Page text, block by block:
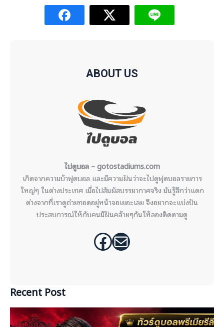
ABOUT US
ไปดูบอล – gotostadiums.com
เกิดจากความบ้าฟุตบอล และมีความฝันว่าจะไปดูฟุตบอลรายการ
ใหญ่ๆ ในต่างประเทศ เมื่อไปสัมผัสบรรยากาศจริง มันรู้สึกว่าแตก
ต่างจากที่เราดูถ่ายทอดอยู่หน้าจอเยอะเลย จึงอยากจะแบ่งปัน
ประสบการณ์ให้กับคนมีฝันคล้ายๆกันให้ลองติดตามดู
Facebook Mail
Recent Post